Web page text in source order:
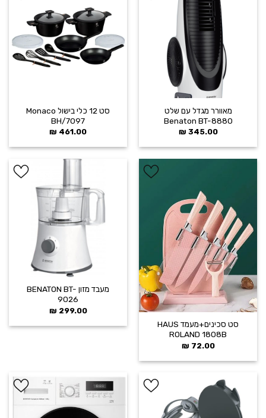
WISHLIST
‏מאוורר מגדל עם שלט
Benaton BT-8880
345.00
₪
הוסף ל
WISHLIST
סט 12 כלי בישול Monaco
BH/7097
461.00
₪
הוסף ל
WISHLIST
סט סכינים+מעמד HAUS
ROLAND 1808B
72.00
₪
הוסף ל
WISHLIST
מעבד מזון BENATON BT-
9026
299.00
₪